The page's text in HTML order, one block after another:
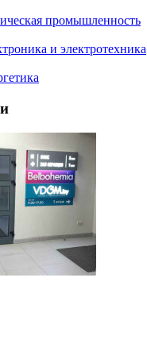
промышленность
и электротехника